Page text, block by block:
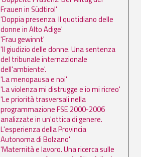
Frauen in Südtirol'
'Doppia presenza. Il quotidiano delle
donne in Alto Adige'
'Frau gewinnt'
'Il giudizio delle donne. Una sentenza
del tribunale internazionale
dell'ambiente'.
'La menopausa e noi'
'La violenza mi distrugge e io mi ricreo'
'Le priorità trasversali nella
programmazione FSE 2000-2006
analizzate in un'ottica di genere.
L'esperienza della Provincia
Autonoma di Bolzano'
'Maternità e lavoro. Una ricerca sulle